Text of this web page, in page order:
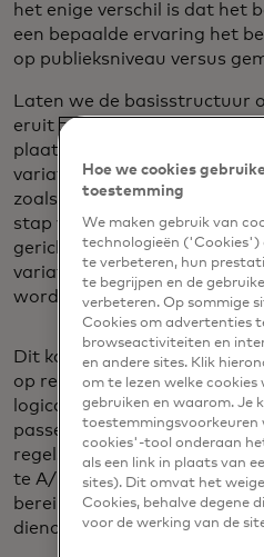
het enige verschil is dat het
een bepaalde ervaring het
op publieksniveau versus
Laten we de basisstructuur
eruit zou zien binnen een
plaats van één ervaring op
variaties om te vergelijken
zoals die van een
stap verder met het creëren
gericht op verschillende
variaties binnen elke
worden om te bepalen welke
Dit kan worden gedaan
op regels gebaseerde
logica wordt gebruikt om
passen aan een reeks
regels, waarbij teams in
te A/B-testen, hun
bereiken vanstatistische
dienovereenkomstig te
Hoe we cookies
toestemming
We maken gebruik van
technologieën ('Cookies')
te verbeteren, hun
te begrijpen en de
verbeteren. Op sommige
Cookies om advertenties
browseactiviteiten en
en andere sites. Klik
om te lezen welke cookies
gebruiken en waarom. Je
toestemmingsvoorkeuren
cookies'-tool onderaan
als een link in plaats van
sites). Dit omvat het
Cookies, behalve degene
voor de werking van de